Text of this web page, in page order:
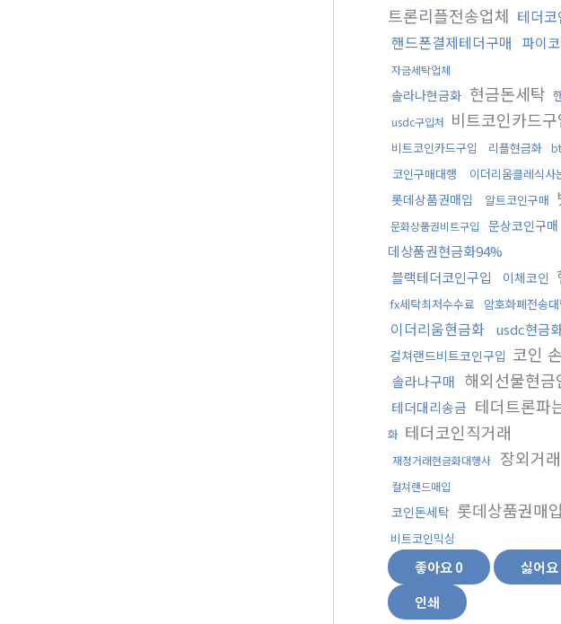
트론리플전송업체 테더
핸드폰결제테더구매 파이
자금세탁업체
솔라나현금화 현금돈세탁
usdc구입처 비트코인카드구
비트코인카드구입 리플현금화
코인구매대행 이더리움클레식사
롯데상품권매입 알트코인구매
문화상품권비트구입 문상코인구매
데상품권현금화94%
블랙테더코인구입
이체코인
fx세탁최저수수료 암호화폐전송
이더리움현금화
usdc현금
컬쳐랜드비트코인구입 코인
솔라나구매 해외선물현금
테더대리송금 테더트론파
화 테더코인직거래
재정거래현금화대행사 장외거래
컬쳐랜드매입
코인돈세탁 롯데상품권매입
비트코인믹싱
좋아요0 싫어요
인쇄